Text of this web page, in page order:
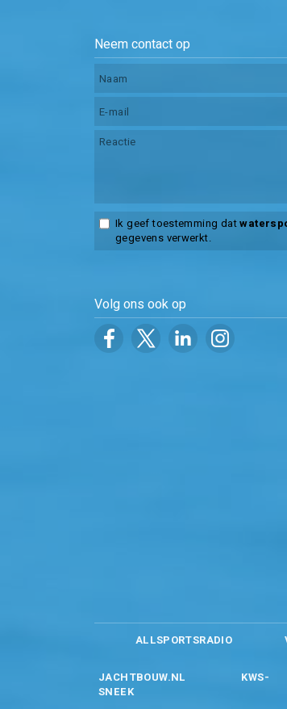
Neem contact op
Ik geef toestemming dat
gegevens verwerkt.
Volg ons ook op
ALLSPORTSRADIO
JACHTBOUW.NL
KWS-
SNEEK